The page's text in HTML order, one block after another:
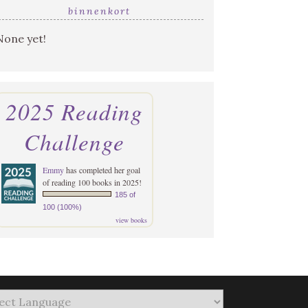
binnenkort
yet!
2025 Reading
Challenge
Emmyhas completed her goal
of reading 100 books in 2025!
185 of
100 (100%)
view books